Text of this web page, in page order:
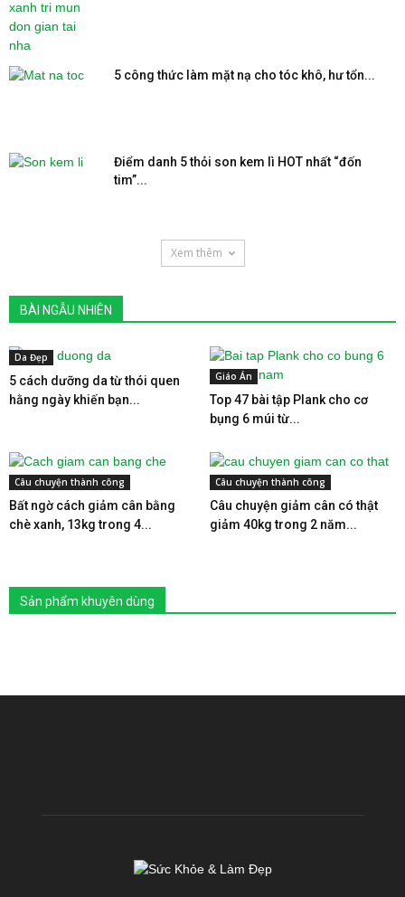
5 công thức làm mặt nạ cho tóc khô, hư tổn...
Điểm danh 5 thỏi son kem lì HOT nhất “đốn
tim”...
Xem thêm
BÀI NGẪU NHIÊN
Da Đẹp
5 cách dưỡng da từ thói quen
hằng ngày khiến bạn...
Giáo Án
Top 47 bài tập Plank cho cơ
bụng 6 múi từ...
Câu chuyện thành công
Bất ngờ cách giảm cân bằng
chè xanh, 13kg trong 4...
Câu chuyện thành công
Câu chuyện giảm cân có thật
giảm 40kg trong 2 năm...
Sản phẩm khuyên dùng